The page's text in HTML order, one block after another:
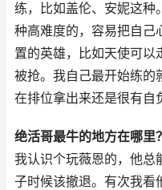
练，比如盖伦、安妮这种
种高难度的，容易把自己
置的英雄，比如天使可
被抢。我自己最开始练的
在排位拿出来还是很有自
绝活哥最牛的地方在哪里？
我认识个玩薇恩的，他总
子时候该撤退。有次我看